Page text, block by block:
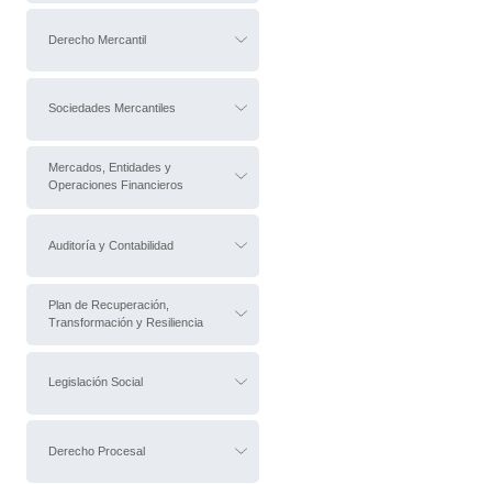
Derecho Mercantil
Sociedades Mercantiles
Mercados, Entidades y
Operaciones Financieros
Auditoría y Contabilidad
Plan de Recuperación,
Transformación y Resiliencia
Legislación Social
Derecho Procesal